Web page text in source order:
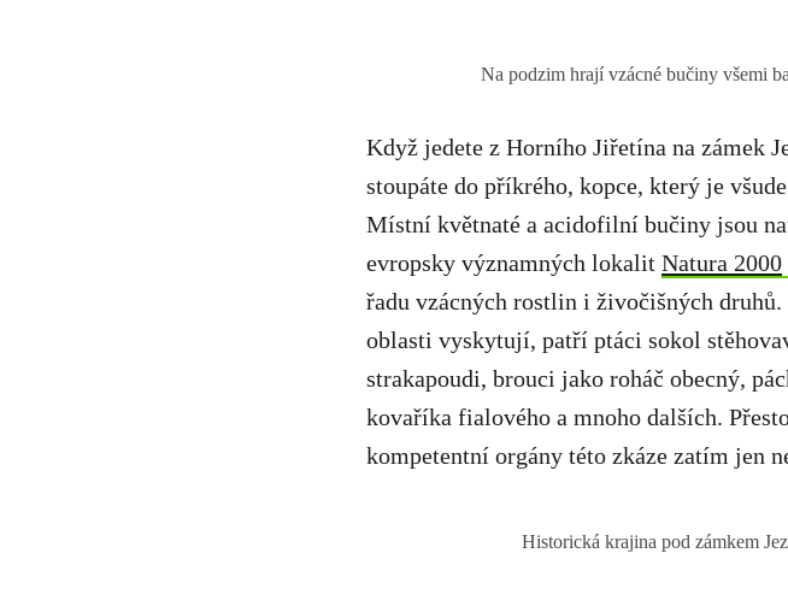
Na podzim hrají vzácné bučiny všemi
Když jedete z Horního Jiřetína na zámek
stoupáte do příkrého, kopce, který je
Místní květnaté a acidofilní bučiny jsou
evropsky významných lokalit Natura 2000
řadu vzácných rostlin i živočišných
oblasti vyskytují, patří ptáci sokol
strakapoudi, brouci jako roháč obecný,
kovaříka fialového a mnoho dalších.
kompetentní orgány této zkáze zatím jen
Historická krajina pod zámkem